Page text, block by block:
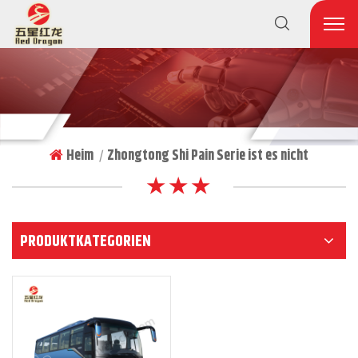
Heim | Zhongtong Shi Pain Serie ist es nicht
★ ★ ★
PRODUKTKATEGORIEN